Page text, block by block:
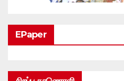
EPaper